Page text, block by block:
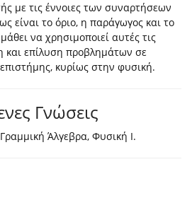
με τις έννοιες των συναρτήσεων
είναι το όριο, η παράγωγος και το
να χρησιμοποιεί αυτές τις
και επίλυση προβλημάτων σε
κυρίως στην φυσική.
Γνώσεις
Άλγεβρα, Φυσική Ι.